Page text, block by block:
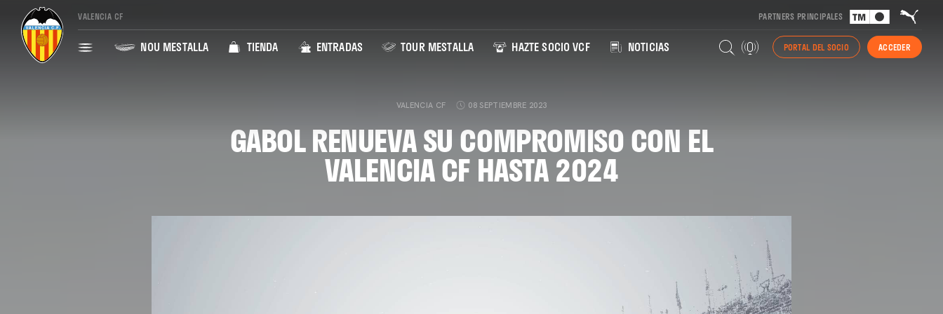
VALENCIA CF PARTNERS PRINCIPALES
NOU MESTALLA TIENDA ENTRADAS TOUR MESTALLA HAZTE SOCIO VCF NOTICIAS PORTAL DEL SOCIO ACCEDER
VALENCIA CF 08 SEPTIEMBRE 2023
GABOL RENUEVA SU COMPROMISO CON EL
VALENCIA CF HASTA 2024